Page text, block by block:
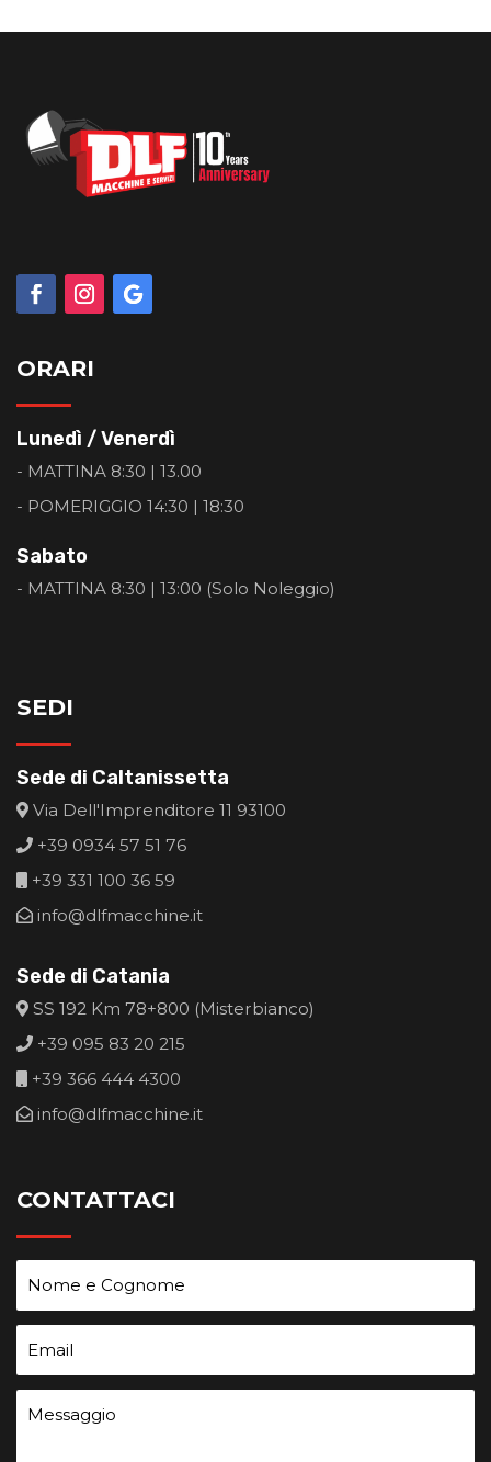
ORARI
Lunedì / Venerdì
- MATTINA 8:30 | 13.00
- POMERIGGIO 14:30 | 18:30
Sabato
- MATTINA 8:30 | 13:00 (Solo Noleggio)
SEDI
Sede di Caltanissetta
Via Dell'Imprenditore 11 93100
+39 0934 57 51 76
+39 331 100 36 59
info@dlfmacchine.it
Sede di Catania
SS 192 Km 78+800 (Misterbianco)
+39 095 83 20 215
+39 366 444 4300
info@dlfmacchine.it
CONTATTACI